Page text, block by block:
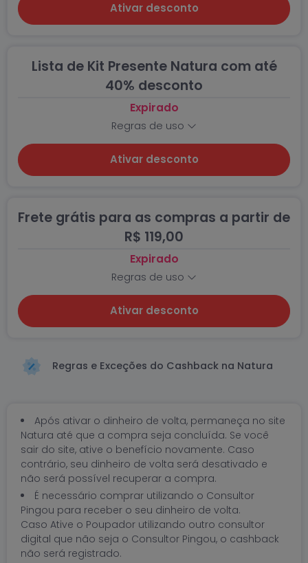
Ativar desconto
Lista de Kit Presente Natura com até
40% desconto
Expirado
Regras de uso
Ativar desconto
Frete grátis para as compras a partir de
R$ 119,00
Expirado
Regras de uso
Ativar desconto
Regras e Exceções do Cashback na Natura
Após ativar o dinheiro de volta, permaneça no site
Natura até que a compra seja concluída. Se você
sair do site, ative o benefício novamente. Caso
contrário, seu dinheiro de volta será desativado e
não será possível recuperar a compra.
É necessário comprar utilizando o Consultor
Pingou para receber o seu dinheiro de volta.
Caso Ative o Poupador utilizando outro consultor
digital que não seja o Consultor Pingou, o cashback
não será registrado.